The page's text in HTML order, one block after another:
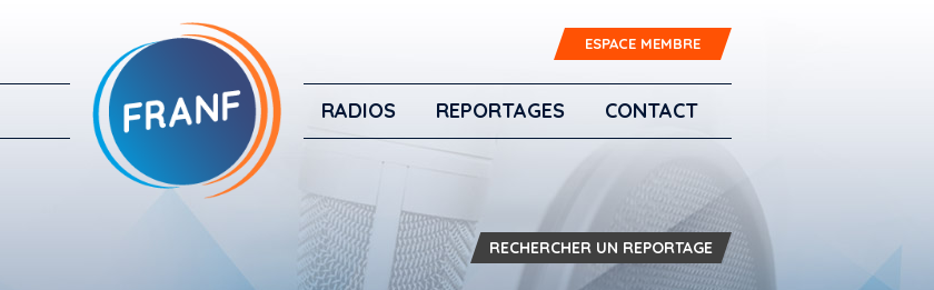
ESPACE MEMBRE
RADIOS REPORTAGES CONTACT
RECHERCHER UN REPORTAGE